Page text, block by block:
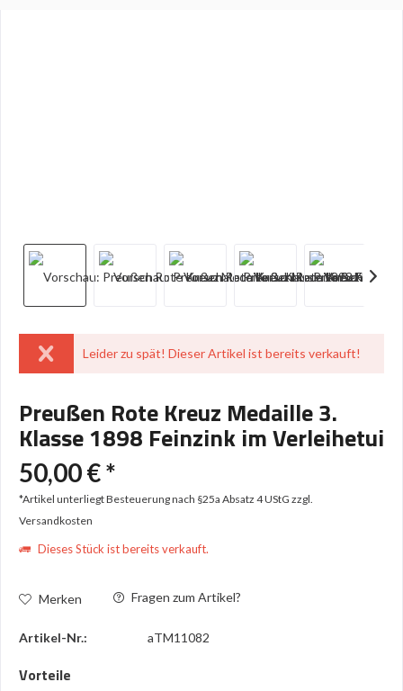
Leider zu spät! Dieser Artikel ist bereits verkauft!
Preußen Rote Kreuz Medaille 3.
Klasse 1898 Feinzink im Verleihetui
50,00 € *
*Artikel unterliegt Besteuerung nach §25a Absatz 4 UStG zzgl.
Versandkosten
Dieses Stück ist bereits verkauft.
Merken Fragen zum Artikel?
Artikel-Nr.: aTM11082
Vorteile